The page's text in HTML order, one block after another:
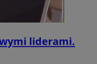
liderami.